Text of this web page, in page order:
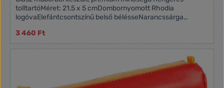
tolltartóMéret: 21,5 x 5 cmDombornyomott Rhodia
logóvaElefántcsontszínű belső bélésseNarancssárga
3 460 Ft